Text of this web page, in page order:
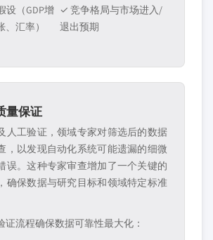
设（GDP增
汇率）
✓ 竞争格局与市场进入/
退出预期
量保证
人工验证，领域专家对筛选后的数据
，以发现自动化系统可能遗漏的细微
误。这种专家审查增加了一个关键的
确保数据与研究目标和领域特定标准
证流程确保数据可靠性最大化：